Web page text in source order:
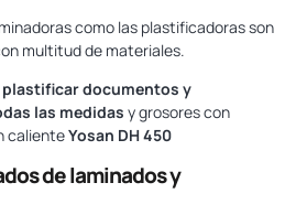
como las plastificadoras son
multitud de materiales.
plastificar documentos y
las medidas y grosores con
calienteYosan DH 450
de laminados y